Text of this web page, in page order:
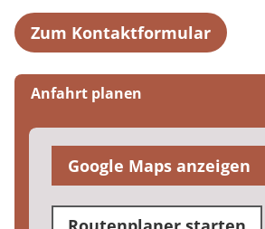
Zum Kontaktformular
Anfahrt planen
Google Maps anzeigen